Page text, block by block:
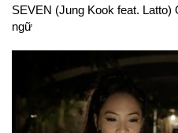
SEVEN (Jung Kook feat. Latto)
ngữ